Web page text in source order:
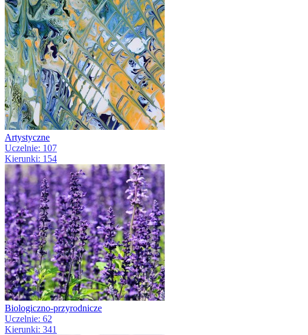
Artystyczne
Uczelnie: 107
Kierunki: 154
Biologiczno-przyrodnicze
Uczelnie: 62
Kierunki: 341